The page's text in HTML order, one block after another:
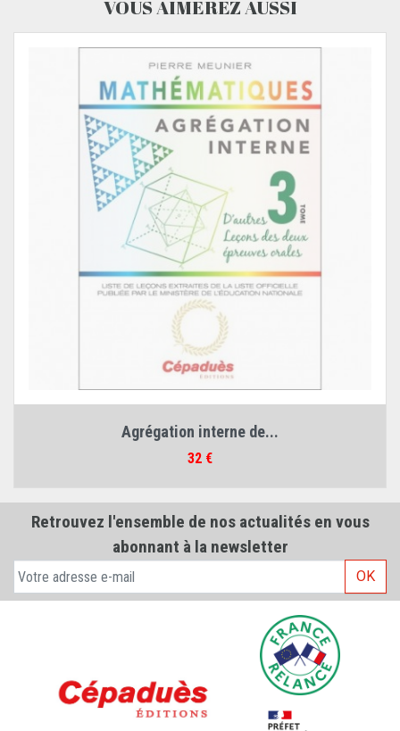
VOUS AIMEREZ AUSSI
Agrégation interne de...
Prix
32 €
Retrouvez l'ensemble de nos actualités en vous
abonnant à la newsletter
OK